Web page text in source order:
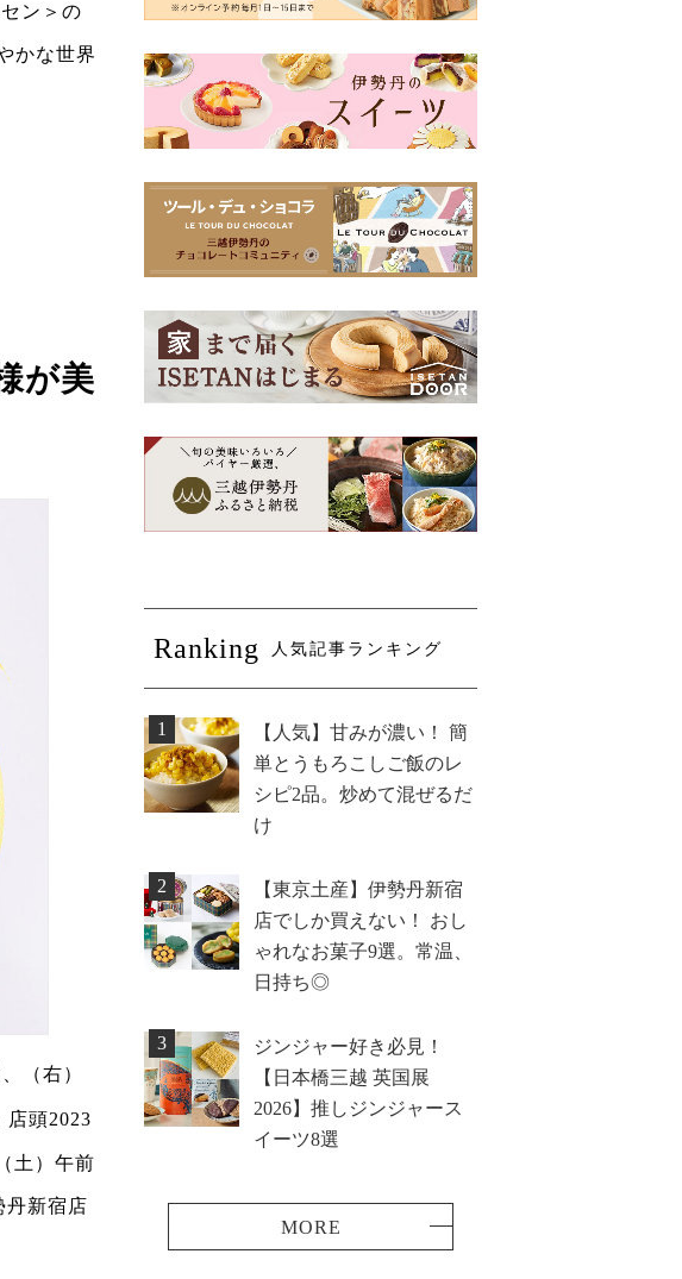
ン＞の
かな世界
が美
（右）
頭2023
土）午前
丹新宿店
Ranking 人気記事ランキング
1
【人気】甘みが濃い！ 簡
単とうもろこしご飯のレ
シピ2品。炒めて混ぜるだ
け
2
【東京土産】伊勢丹新宿
店でしか買えない！ おし
ゃれなお菓子9選。常温、
日持ち◎
3
ジンジャー好き必見！
【日本橋三越 英国展
2026】推しジンジャース
イーツ8選